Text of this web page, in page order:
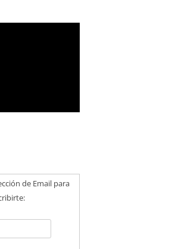
de Email para